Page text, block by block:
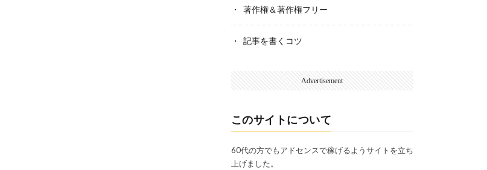
著作権＆著作権フリー
記事を書くコツ
Advertisement
このサイトについて
60代の方でもアドセンスで稼げるようサイトを立ち
上げました。